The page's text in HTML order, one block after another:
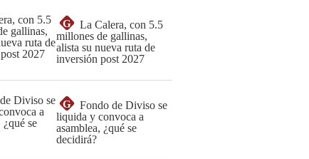
G
La Calera, con 5.5
millones de gallinas,
alista su nueva ruta de
inversión post 2027
G
Fondo de Diviso se
liquida y convoca a
asamblea, ¿qué se
decidirá?